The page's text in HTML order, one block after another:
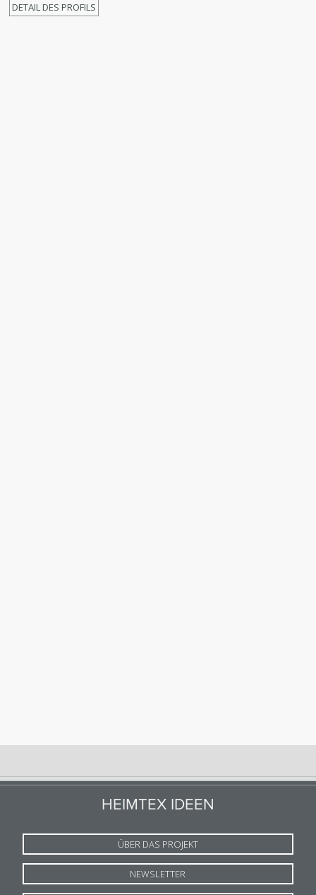
DETAIL DES PROFILS
HEIMTEX IDEEN
ÜBER DAS PROJEKT
NEWSLETTER